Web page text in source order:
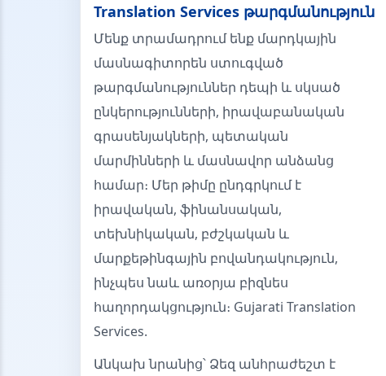
Translation Services թարգմանություն
Մենք տրամադրում ենք մարդկային
մասնագիտորեն ստուգված
թարգմանություններ դեպի և սկսած
ընկերությունների, իրավաբանական
գրասենյակների, պետական
մարմինների և մասնավոր անձանց
համար։ Մեր թիմը ընդգրկում է
իրավական, ֆինանսական,
տեխնիկական, բժշկական և
մարքեթինգային բովանդակություն,
ինչպես նաև առօրյա բիզնես
հաղորդակցություն։ Gujarati Translation
Services.
Անկախ նրանից՝ Ձեզ անհրաժեշտ է